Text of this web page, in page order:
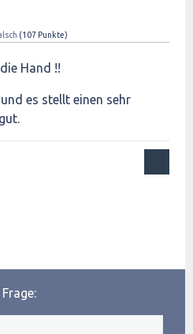
(107 Punkte)
Hand !!
es stellt einen sehr